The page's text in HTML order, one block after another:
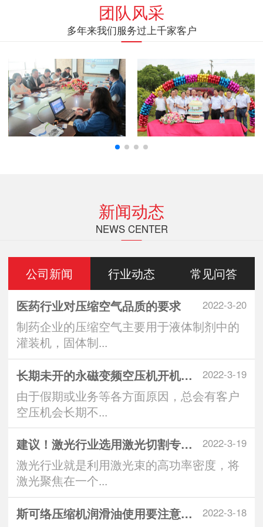
团队风采
多年来我们服务过上千家客户
新闻动态
NEWS CENTER
公司新闻 行业动态 常见问答
2022-3-20
医药行业对压缩空气品质的要求
制药企业的压缩空气主要用于液体制剂中的
灌装机，固体制...
2022-3-19
长期未开的永磁变频空压机开机注意
由于假期或业务等各方面原因，总会有客户
空压机会长期不...
2022-3-19
建议！激光行业选用激光切割专用空
激光行业就是利用激光束的高功率密度，将
激光聚焦在一个...
2022-3-18
斯可络压缩机润滑油使用要注意什么